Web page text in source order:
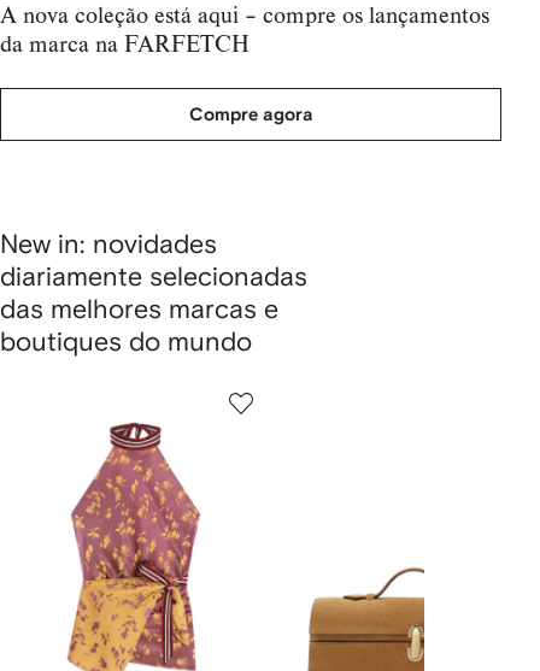
A nova coleção está aqui – compre os lançamentos
da marca na FARFETCH
Compre agora
New in: novidades
diariamente selecionadas
das melhores marcas e
boutiques do mundo